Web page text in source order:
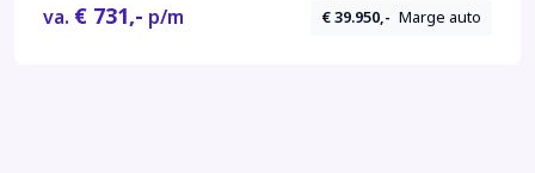
va. € 731,- p/m € 39.950,- Marge auto